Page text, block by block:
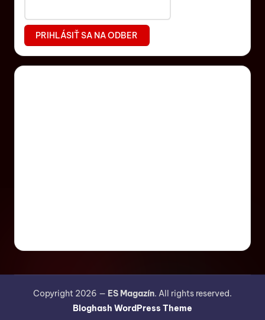
Copyright 2026 — ES Magazín. All rights reserved.
Bloghash WordPress Theme